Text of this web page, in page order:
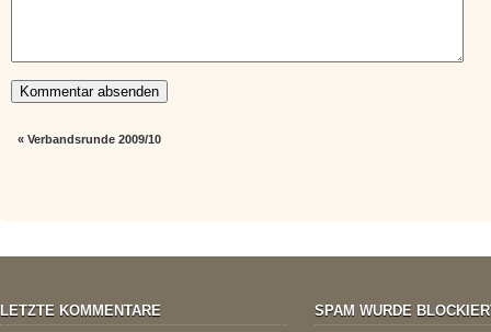
«Verbandsrunde 2009/10
LETZTE KOMMENTARE SPAM WURDE